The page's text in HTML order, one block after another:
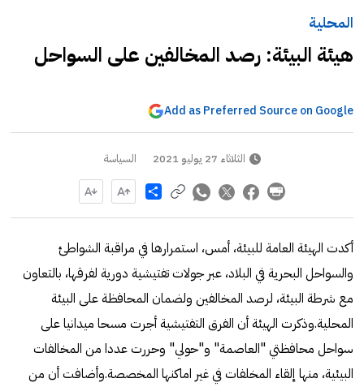
المحلية
هيئة البيئة: رصد المخالفين على السواحل
Add as Preferred Source on Google
الثلاثاء 27 يوليو 2021 السياسة
Share
أكدت الهيئة العامة للبيئة، أمس، استمرارها في مراقبة الشواطئ
والسواحل البحرية في البلاد، عبر جولات تفتيشية دورية لفرقها، بالتعاون
مع شرطة البيئة، لرصد المخالفين ولضمان المحافظة على البيئة
المحلية.وذكرت الهيئة أن الفرق التفتيشية أجرت مسحا ميدانيا على
سواحل محافظتي "العاصمة" و"حولي" وحررت عددا من المخالفات
البيئية، منها إلقاء المخلفات في غير اماكنها المخصصة.وأضافت أن من